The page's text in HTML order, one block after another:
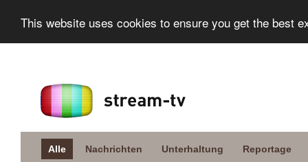
This website uses cookies to ensure you get the best
Alle Nachrichten Unterhaltung Reportage